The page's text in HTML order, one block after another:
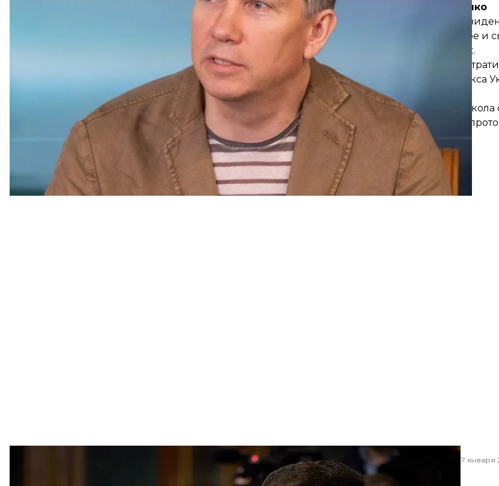
НАПК составило админпротокол на Кирилла Тимошенко
, что бывший заместитель руководителя Офиса
использовал полномочия в личных интересах. В частности, он пытался оформить визы себе и
чиновник трижды бесплатно проживал во львовском гостиничном комплексе Emili Resort.
На основании указанных фактов НАПК составило и направило в суд протокол об
Кирилла Тимошенко. Его действия квалифицировали по ч. 1, 2 ст. 172-7
Кодекса
НАПК пригласило экс-чиновника прибыть 28 июля 2023 года, в 15:00, для вручения
правонарушений. Несмотря на обещания, Тимошенко не явился. Агентство пришлет ему
Бывший заместитель руководителя Офиса президента Украины Кирилл Тимошенко, 17 января
Официальное интернет-представительство президента Украины